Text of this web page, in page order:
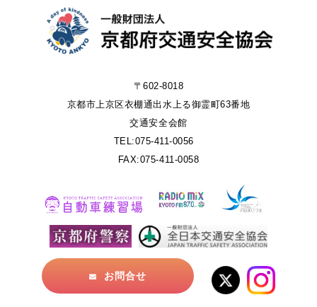
〒602-8018
京都市上京区衣棚通出水上る御霊町63番地
交通安全会館
TEL:075-411-0056
FAX:075-411-0058
お問合せ